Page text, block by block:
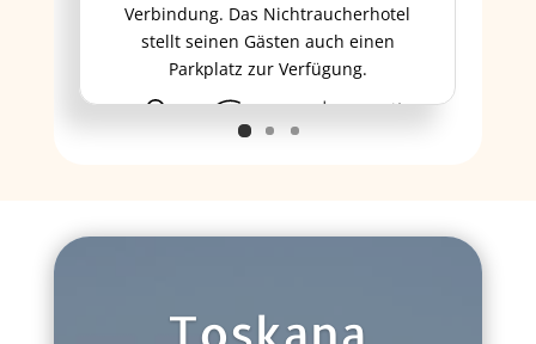
Verbindung. Das Nichtraucherhotel
stellt seinen Gästen auch einen
Parkplatz zur Verfügung.